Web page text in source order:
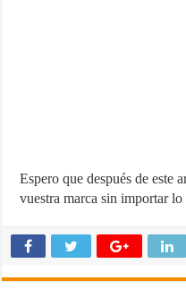
Espero que después de este
vuestra marca sin importar